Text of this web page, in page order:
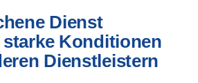
Dienst
Konditionen
Dienstleistern